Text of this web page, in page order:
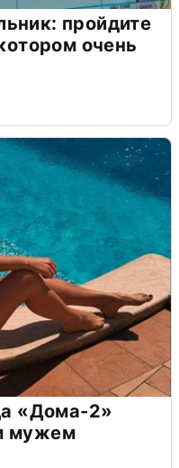
пройдите
очень
«Дома-2»
мужем